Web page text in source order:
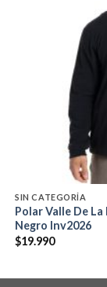
SIN CATEGORÍA
Polar Valle De
Negro Inv2026
$19.990